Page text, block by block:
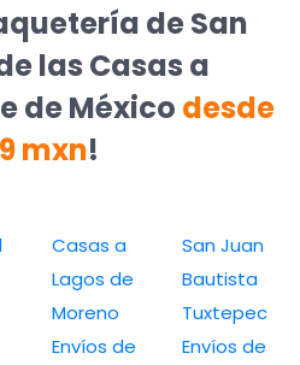
de San
las Casas a
de México desde
mxn!
Casas a
Lagos de
Moreno
Envíos de
San Juan
Bautista
Tuxtepec
Envíos de